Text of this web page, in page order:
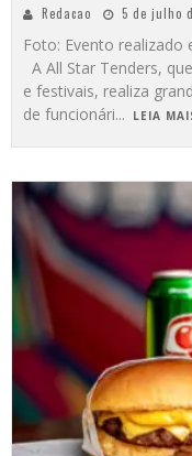
Redacao 5 de julho
Foto: Evento realizado
A All Star Tenders,
e festivais, realiza
de funcionári... LEIA